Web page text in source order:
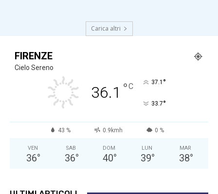
Carica altri
FIRENZE
Cielo Sereno
36.1 °C 37.1 °
33.7°
43 % 0.9kmh 0 %
VEN
36°
SAB
36°
DOM
40°
LUN
39°
MAR
38°